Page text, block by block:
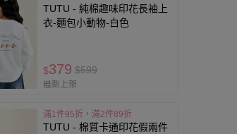
TUTU - 純棉趣味印花長袖上
衣-麵包小動物-白色
$379 $599
最新上架
滿1件95折，滿2件89折
TUTU - 棉質卡通印花假兩件